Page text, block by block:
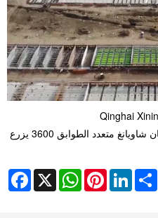
ã مشروع متعدد الطوابق ã هونان شاويانغ متعدد الطوابق 3600 يزرع
X
WhatsAppPinterestLinkedInShare